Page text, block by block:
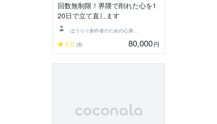
回数無制限！界隈で削れた心を1
20日で立て直します
5.0 (8) 80,000円